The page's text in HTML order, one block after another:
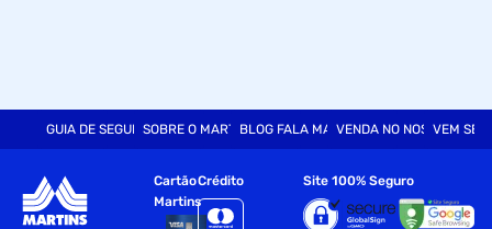
GUIA DE SEGURANÇASOBRE O MARTINSBLOG FALA MARTVENDA NO NOSSO SITE
VEM SER
Cartão
Martins
Crédito Site 100% Seguro